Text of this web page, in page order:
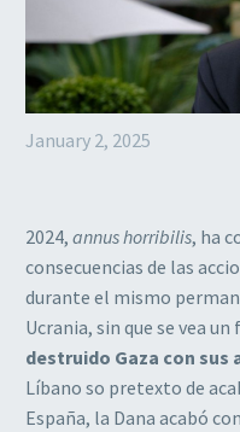
January 2, 2025
2024, annus horribilis, ha
consecuencias de las
durante el mismo
Ucrania, sin que se vea
destruido Gaza con sus
Líbano so pretexto de
España, la Dana acabó